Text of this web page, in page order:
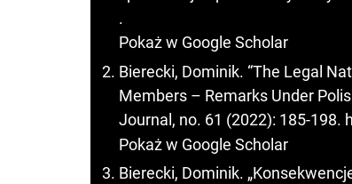
.
Pokaż w Google Scholar
Bierecki, Dominik. “The Legal
Members – Remarks Under
Journal, no. 61 (2022): 185-198.
Pokaż w Google Scholar
Bierecki, Dominik.